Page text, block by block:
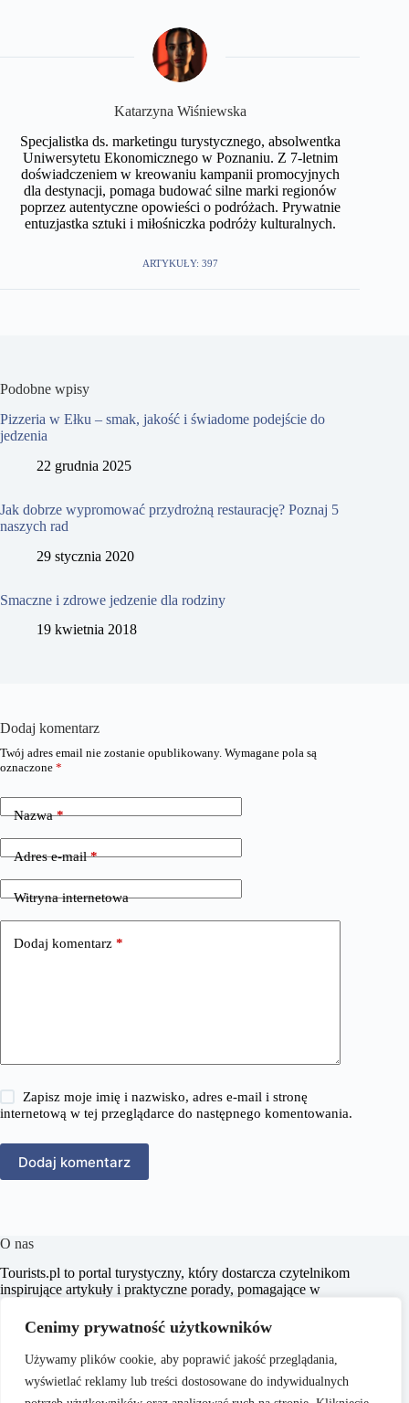
Cenimy prywatność użytkowników
Używamy plików cookie, aby poprawić jakość przeglądania,
wyświetlać reklamy lub treści dostosowane do indywidualnych
Katarzyna Wiśniewska
Specjalistka ds. marketingu turystycznego, absolwentka
Uniwersytetu Ekonomicznego w Poznaniu. Z 7-letnim
doświadczeniem w kreowaniu kampanii promocyjnych
dla destynacji, pomaga budować silne marki regionów
poprzez autentyczne opowieści o podróżach. Prywatnie
entuzjastka sztuki i miłośniczka podróży kulturalnych.
ARTYKUŁY: 397
Podobne wpisy
Pizzeria w Ełku – smak, jakość i świadome podejście do
jedzenia
22 grudnia 2025
Jak dobrze wypromować przydrożną restaurację? Poznaj 5
naszych rad
29 stycznia 2020
Smaczne i zdrowe jedzenie dla rodziny
19 kwietnia 2018
Dodaj komentarz
Twój adres email nie zostanie opublikowany. Wymagane pola są
oznaczone *
Nazwa*
Adres e-mail*
Witryna internetowa
Dodaj komentarz *
Zapisz moje imię i nazwisko, adres e-mail i stronę
internetową w tej przeglądarce do następnego komentowania.
Dodaj komentarz
O nas
​Tourists.pl to portal turystyczny, który dostarcza czytelnikom
inspirujące artykuły i praktyczne porady, pomagające w
wspieranie pasjonatów turystyki w odkrywaniu nowych
miejsc oraz kultur, dostarczając rzetelnych i aktualnych
informacji.